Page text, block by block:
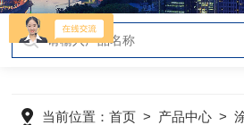
当前位置：首页 > 产品中心 >